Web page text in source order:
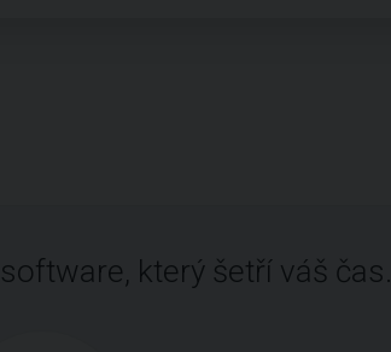
který šetří váš čas.